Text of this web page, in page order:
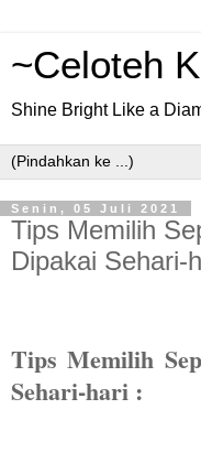
~Celoteh
Shine Bright Like a
Senin, 05 Juli 2021
Tips Memilih
Dipakai Sehari-
Tips Memilih
Sehari-hari :